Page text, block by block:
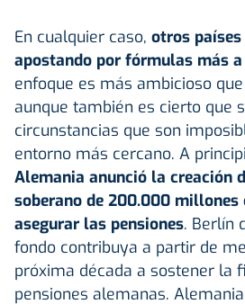
En cualquier caso, otros
apostando por fórmulas más
enfoque es más ambicioso
aunque también es cierto que
circunstancias que son
entorno más cercano. A
Alemania anunció la creación
soberano de 200.000 millones
asegurar las pensiones. Berlín
fondo contribuya a partir de
próxima década a sostener la
pensiones alemanas.